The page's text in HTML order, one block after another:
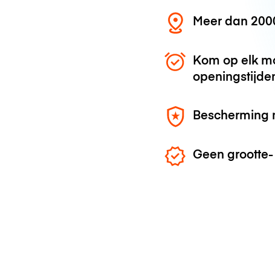
Meer dan
Kom op elk
Bescherming
Geen